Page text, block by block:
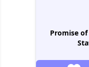
Promise of